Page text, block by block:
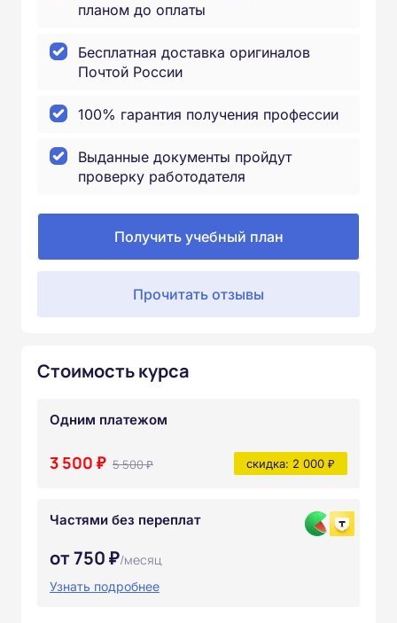
планом до оплаты
Бесплатная доставка оригиналов
Почтой России
100% гарантия получения профессии
Выданные документы пройдут
проверку работодателя
Получить учебный план
Прочитать отзывы
Стоимость курса
Одним платежом
3 500 ₽ 5 500 ₽ скидка: 2 000 ₽
Частями без переплат
от 750 ₽/месяц
Узнать подробнее